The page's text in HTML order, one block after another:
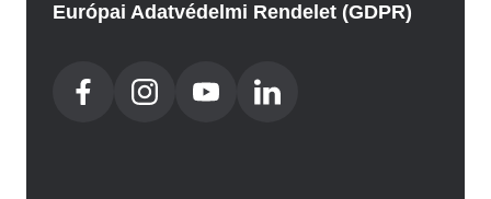
Európai Adatvédelmi Rendelet (GDPR)